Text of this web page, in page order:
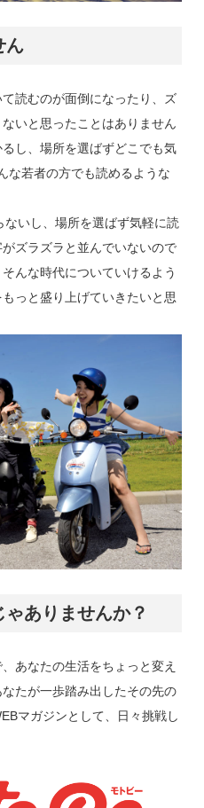
ん
読むのが面倒になったり、ズ
いと思ったことはありません
し、場所を選ばずどこでも気
な若者の方でも読めるような
いし、場所を選ばず気軽に読
ズラズラと並んでいないので
んな時代についていけるよう
っと盛り上げていきたいと思
ありませんか？
あなたの生活をちょっと変え
たが一歩踏み出したその先の
マガジンとして、日々挑戦し